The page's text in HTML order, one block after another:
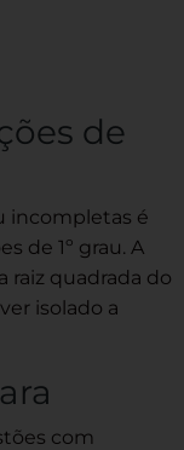
de
incompletas é
de 1º grau. A
raiz quadrada do
isolado a
com